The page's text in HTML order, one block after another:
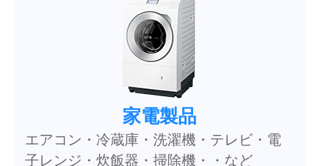
家電製品
エアコン・冷蔵庫・洗濯機・テレビ・電
子レンジ・炊飯器・掃除機・・など